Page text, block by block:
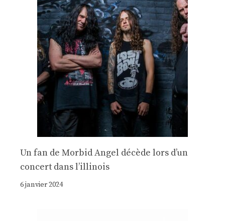
Un fan de Morbid Angel décède lors d’un
concert dans l’illinois
6 janvier 2024